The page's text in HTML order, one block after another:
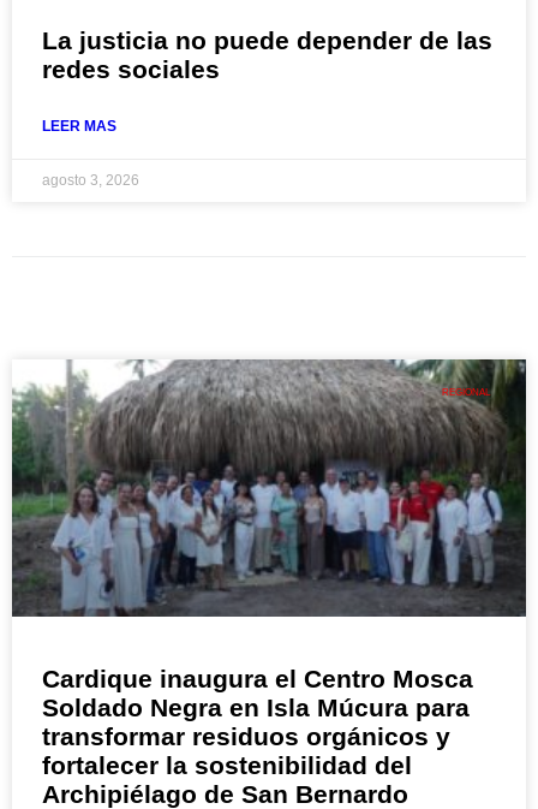
La justicia no puede depender de las
redes sociales
LEER MAS
agosto 3, 2026
REGIONAL
Cardique inaugura el Centro Mosca
Soldado Negra en Isla Múcura para
transformar residuos orgánicos y
fortalecer la sostenibilidad del
Archipiélago de San Bernardo